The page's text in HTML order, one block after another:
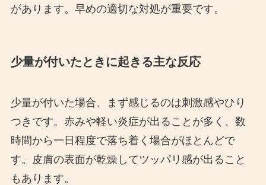
があります。早めの適切な対処が重要です。
少量が付いたときに起きる主な反応
少量が付いた場合、まず感じるのは刺激感やひり
つきです。赤みや軽い炎症が出ることが多く、数
時間から一日程度で落ち着く場合がほとんどで
す。皮膚の表面が乾燥してツッパリ感が出ること
もあります。